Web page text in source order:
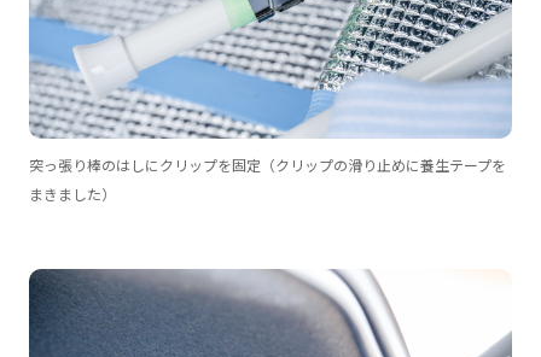
突っ張り棒のはしにクリップを固定（クリップの滑り止めに養生テープを
まきました）